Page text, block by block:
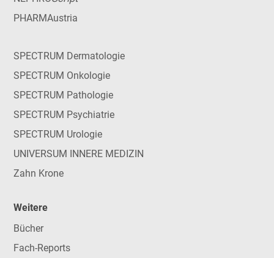
PHARMAustria
SPECTRUM Dermatologie
SPECTRUM Onkologie
SPECTRUM Pathologie
SPECTRUM Psychiatrie
SPECTRUM Urologie
UNIVERSUM INNERE MEDIZIN
Zahn Krone
Weitere
Bücher
Fach-Reports